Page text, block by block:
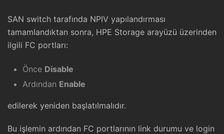
SAN switch tarafında NPIV yapılandırması
tamamlandıktan sonra, HPE Storage arayüzü üzerinden
ilgili FC portları:
Önce Disable
Ardından Enable
edilerek yeniden başlatılmalıdır.
Bu işlemin ardından FC portlarının link durumu ve login